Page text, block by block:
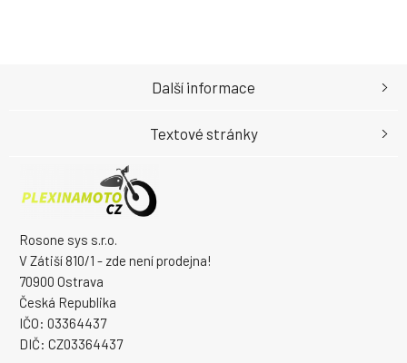
Rosone sys s.r.o.
V Zátiší 810/1 - zde není prodejna!
70900 Ostrava
Česká Republika
IČO: 03364437
DIČ: CZ03364437
Další informace
Textové stránky